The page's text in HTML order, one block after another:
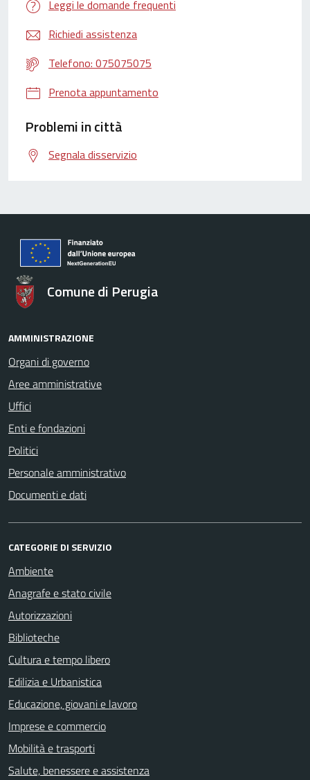
Leggi le domande frequenti
Richiedi assistenza
Telefono: 075075075
Prenota appuntamento
Problemi in città
Segnala disservizio
Comune di Perugia
AMMINISTRAZIONE
Organi di governo
Aree amministrative
Uffici
Enti e fondazioni
Politici
Personale amministrativo
Documenti e dati
CATEGORIE DI SERVIZIO
Ambiente
Anagrafe e stato civile
Autorizzazioni
Biblioteche
Cultura e tempo libero
Edilizia e Urbanistica
Educazione, giovani e lavoro
Imprese e commercio
Mobilità e trasporti
Salute, benessere e assistenza